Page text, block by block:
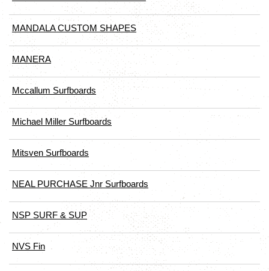
MANDALA CUSTOM SHAPES
MANERA
Mccallum Surfboards
Michael Miller Surfboards
Mitsven Surfboards
NEAL PURCHASE Jnr Surfboards
NSP SURF & SUP
NVS Fin